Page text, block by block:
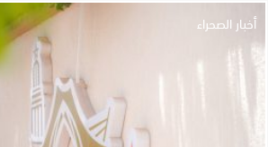
أخبار الصحراء